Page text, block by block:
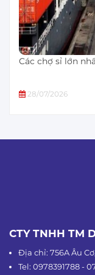
Các chợ sỉ lớn
28/07/2026
CTY TNHH TM
Địa chỉ: 756A Âu
Tel: 0978391788 -